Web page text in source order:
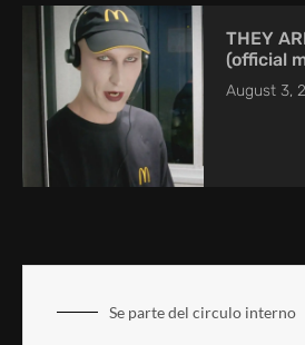
THEY
(official
August 3,
Se parte del circulo interno